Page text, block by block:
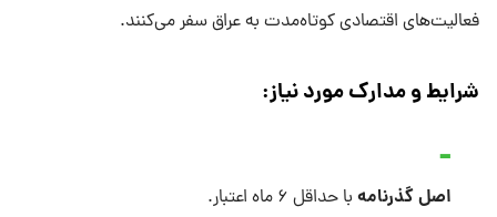
فعالیت‌های اقتصادی کوتاه‌مدت به عراق سفر می‌کنند.
شرایط و مدارک مورد نیاز:
اصل گذرنامه با حداقل ۶ ماه اعتبار.